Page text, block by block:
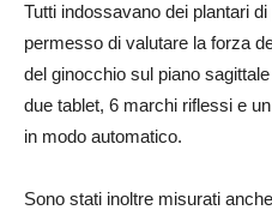
Tutti indossavano dei plantari
permesso di valutare la forza
del ginocchio sul piano
due tablet, 6 marchi riflessi e
in modo automatico.
Sono stati inoltre misurati